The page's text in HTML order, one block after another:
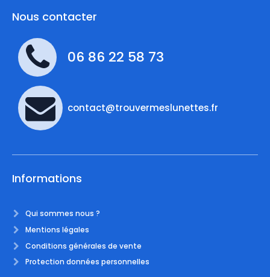
Nous contacter
06 86 22 58 73
contact@trouvermeslunettes.fr
Informations
Qui sommes nous ?
Mentions légales
Conditions générales de vente
Protection données personnelles